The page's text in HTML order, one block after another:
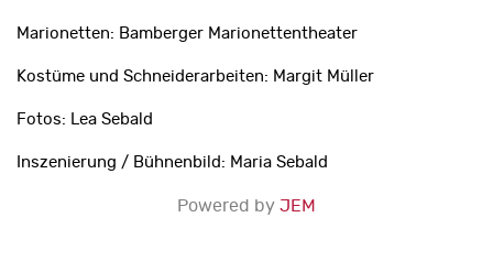
Marionetten: Bamberger Marionettentheater
Kostüme und Schneiderarbeiten: Margit Müller
Fotos: Lea Sebald
Inszenierung / Bühnenbild: Maria Sebald
Powered by JEM